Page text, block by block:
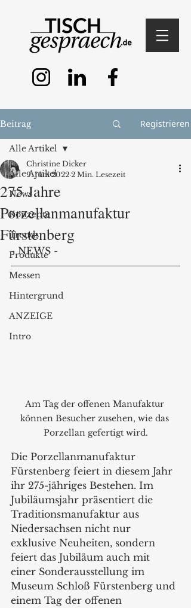
Beitrag Registrieren
Alle Artikel
News
Konzepte
Trends
Produkte
Messen
Hintergrund
ANZEIGE
Intro
Alle Artikel
275 Jahre
Porzellanmanufaktur
Fürstenberg
Christine Dicker
9. Juni 2022 2 Min. Lesezeit
- NEWS -
Am Tag der offenen Manufaktur
können Besucher zusehen, wie das
Porzellan gefertigt wird.
Die Porzellanmanufaktur
Fürstenberg feiert in diesem Jahr
ihr 275-jähriges Bestehen. Im
Jubiläumsjahr präsentiert die
Traditionsmanufaktur aus
Niedersachsen nicht nur
exklusive Neuheiten, sondern
feiert das Jubiläum auch mit
einer Sonderausstellung im
Museum Schloß Fürstenberg und
einem Tag der offenen